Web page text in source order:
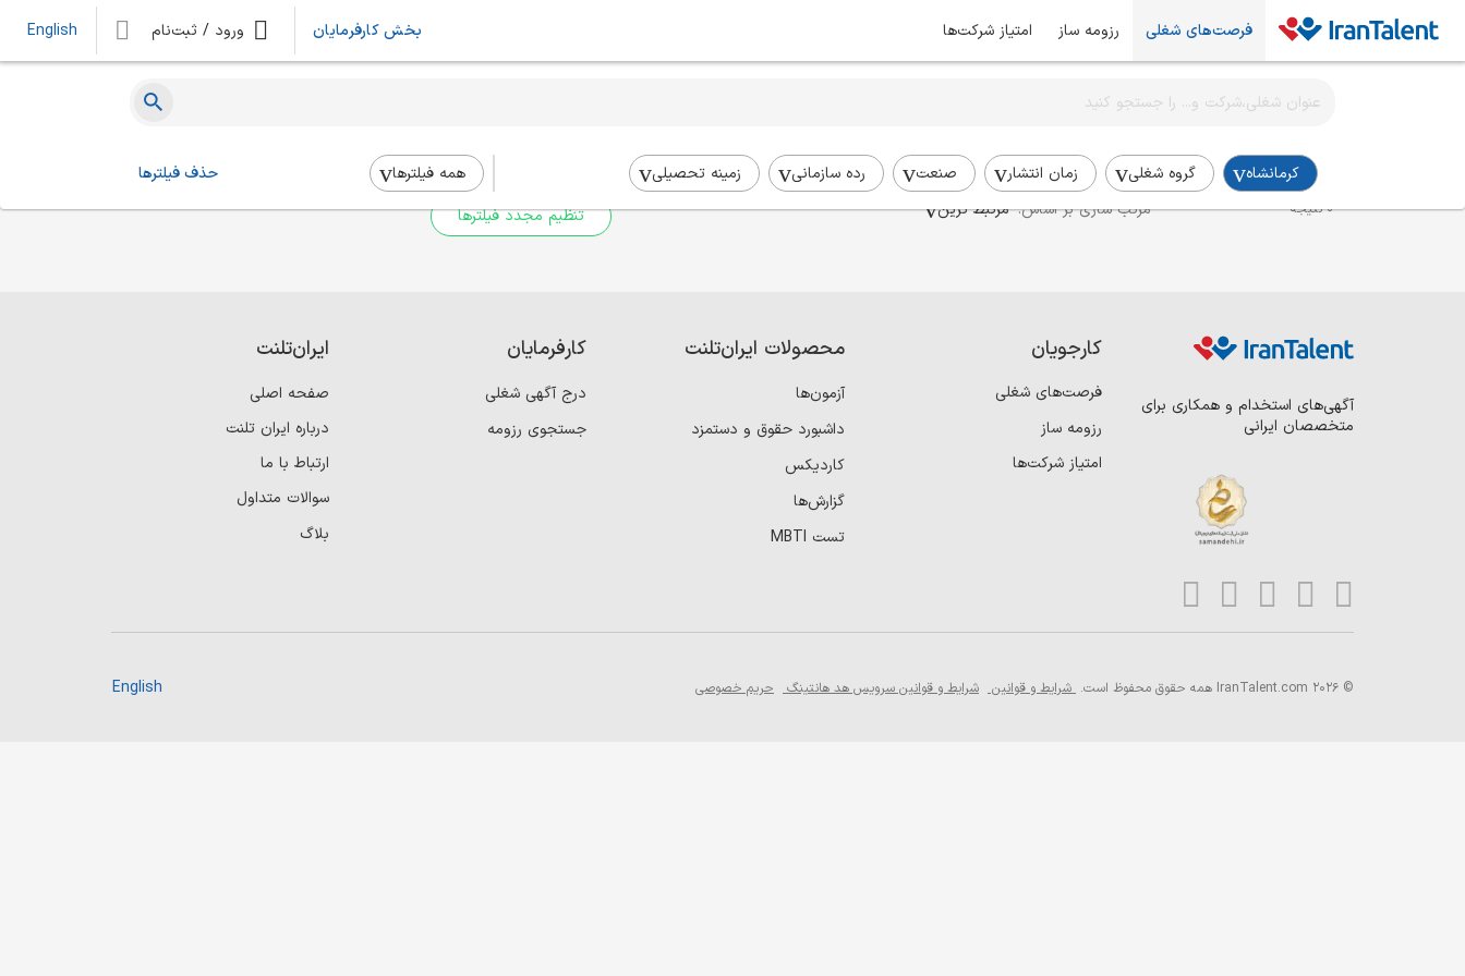
فرصت‌های شغلی رزومه ساز امتیاز شرکت‌ها بخش کارفرمایان ورود / ثبت‌نام English
کرمانشاه گروه شغلی زمان انتشار صنعت رده سازمانی زمینه تحصیلی همه فیلتر‌ها حذف فیلترها
اطلاع‌رسانی شغلی را برای این جستجو فعال کنید
استخدام مدیر جذب و استخدام در کرمانشاه
0 نتیجه مرتب سازی بر اساس: مرتبط ترین
برای جستجوی جامع‌تر از فیلترهای بالا استفاده کنید.
تنظیم مجدد فیلترها
آگهی‌های استخدام و همکاری برای
متخصصان ایرانی
کارجویان
فرصت‌های شغلی
رزومه ساز
امتیاز شرکت‌ها
محصولات ایران‌تلنت
آزمون‌ها
داشبورد حقوق و دستمزد
کاردیکس
گزارش‌ها
تست MBTI
کارفرمایان
درج آگهی شغلی
جستجوی رزومه
ایران‌تلنت
صفحه اصلی
درباره ایران تلنت
ارتباط با ما
سوالات متداول
بلاگ
© 2026 IranTalent.com همه حقوق محفوظ است. شرایط و قوانین شرایط و قوانین سرویس هد هانتینگ حریم خصوصی English